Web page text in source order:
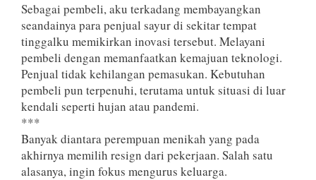
Sebagai pembeli, aku terkadang membayangkan
seandainya para penjual sayur di sekitar tempat
tinggalku memikirkan inovasi tersebut. Melayani
pembeli dengan memanfaatkan kemajuan teknologi.
Penjual tidak kehilangan pemasukan. Kebutuhan
pembeli pun terpenuhi, terutama untuk situasi di luar
kendali seperti hujan atau pandemi.
***
Banyak diantara perempuan menikah yang pada
akhirnya memilih resign dari pekerjaan. Salah satu
alasanya, ingin fokus mengurus keluarga.